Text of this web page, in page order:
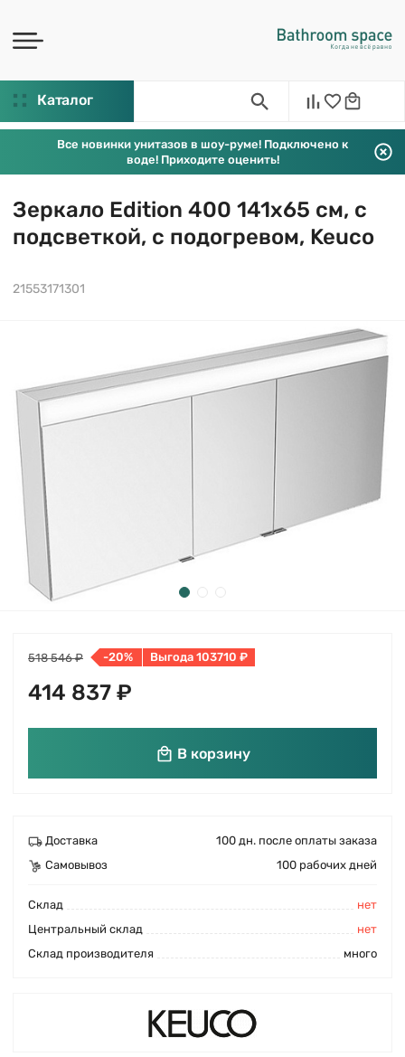
Каталог
Все новинки унитазов в шоу-руме! Подключено к
воде! Приходите оценить!
Зеркало Edition 400 141х65 см, с
подсветкой, с подогревом, Keuco
21553171301
518 546 ₽ -20% Выгода 103710 ₽
414 837 ₽
В корзину
Доставка
100 дн. после оплаты заказа
Самовывоз
100 рабочих дней
Cклад
нет
Центральный склад
нет
Склад производителя
много